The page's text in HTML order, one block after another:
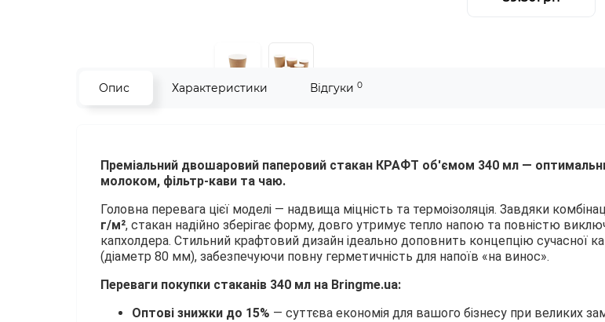
Опис Характеристики Відгуки 0
Преміальний двошаровий паперовий стакан КРАФТ об'ємом 340 мл —
молоком, фільтр-кави та чаю.
Головна перевага цієї моделі — надвища міцність та термоізоляція. Завдяки
г/м², стакан надійно зберігає форму, довго утримує тепло напою та повністю
капхолдера. Стильний крафтовий дизайн ідеально доповнить концепцію сучасної
(діаметр 80 мм), забезпечуючи повну герметичність для напоїв «на винос».
Переваги покупки стаканів 340 мл на Bringme.ua:
Оптові знижки до 15% — суттєва економія для вашого бізнесу при великих